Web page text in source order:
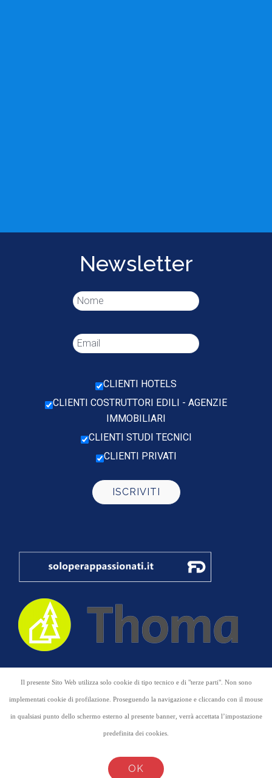
Newsletter
CLIENTI HOTELS
CLIENTI COSTRUTTORI EDILI - AGENZIE
IMMOBILIARI
CLIENTI STUDI TECNICI
CLIENTI PRIVATI
MARKETING
HOME HOME
PRIVACY
SITEMAP
SCALE IN LEGNO
SU MISURA
Il presente Sito Web utilizza solo cookie di tipo tecnico e di "terze parti". Non sono
implementati cookie di profilazione. Proseguendo la navigazione e cliccando con il mouse
in qualsiasi punto dello schermo esterno al presente banner, verrà accettata l’impostazione
predefinita dei cookies.
OK